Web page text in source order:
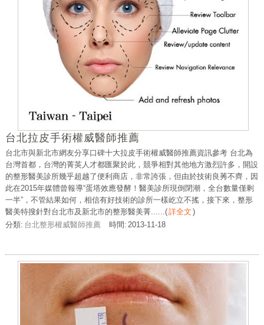
台北拉皮手術權威醫師推薦
台北市與新北市網友分享口碑十大拉皮手術權威醫師推薦資訊參考 台北為
台灣首都，台灣的菁英人才都匯聚於此，競爭相對其他地方激烈許多，開設
的整形醫美診所幾乎超越了便利商店，非常誇張，但由於技術良莠不齊，因
此在2015年媒體曾報導“蛋塔效應發酵！醫美診所現倒閉潮，全台數量僅剩
一半”，不管結果如何，相信有好技術的診所一樣屹立不搖，接下來，整形
醫美特搜針對台北市及新北市的整形醫美菁...... (詳全文 )
分類: 台北整形權威醫師推薦 時間: 2013-11-18